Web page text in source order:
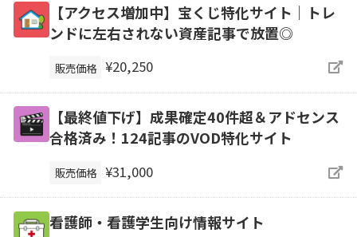
【アクセス増加中】宝くじ特化サイト｜トレ
ンドに左右されない資産記事で放置◎
販売価格 ¥20,250
【最終値下げ】成果確定40件超＆アドセンス
合格済み！124記事のVOD特化サイト
販売価格 ¥31,000
看護師・看護学生向け情報サイト